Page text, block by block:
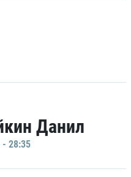
Данил
28:35